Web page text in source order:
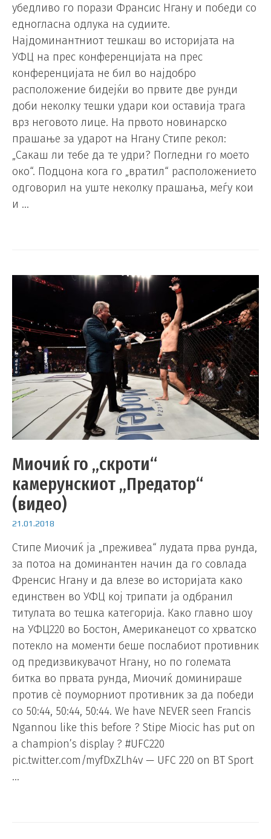
убедливо го порази Франсис Нгану и победи со
едногласна одлука на судиите.
Најдоминантниот тешкаш во историјата на
УФЦ на прес конференцијата на прес
конференцијата не бил во најдобро
расположение бидејќи во првите две рунди
доби неколку тешки удари кои оставија трага
врз неговото лице. На првото новинарско
прашање за ударот на Нгану Стипе рекол:
„Сакаш ли тебе да те удри? Погледни го моето
око“. Подцона кога го „вратил“ расположението
одговорил на уште неколку прашања, меѓу кои
и …
Миочиќ го „скроти“
камерунскиот „Предатор“
(видео)
21.01.2018
Стипе Миочиќ ја „преживеа“ лудата прва рунда,
за потоа на доминантен начин да го совлада
Френсис Нгану и да влезе во историјата како
единствен во УФЦ кој трипати ја одбранил
титулата во тешка категорија. Како главно шоу
на УФЦ220 во Бостон, Американецот со хрватско
потекло на моменти беше послабиот противник
од предизвикувачот Нгану, но по големата
битка во првата рунда, Миочиќ доминираше
против сè поуморниот противник за да победи
со 50:44, 50:44, 50:44. We have NEVER seen Francis
Ngannou like this before ? Stipe Miocic has put on
a champion’s display ? #UFC220
pic.twitter.com/myfDxZLh4v — UFC 220 on BT Sport
…